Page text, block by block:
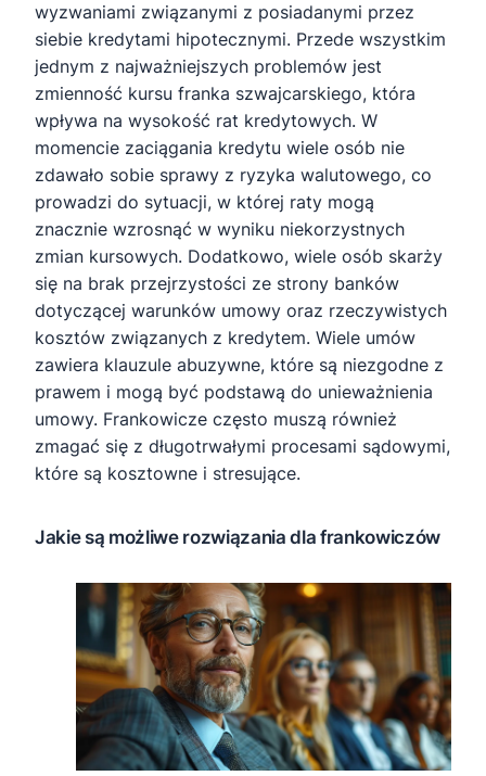
wyzwaniami związanymi z posiadanymi przez
siebie kredytami hipotecznymi. Przede wszystkim
jednym z najważniejszych problemów jest
zmienność kursu franka szwajcarskiego, która
wpływa na wysokość rat kredytowych. W
momencie zaciągania kredytu wiele osób nie
zdawało sobie sprawy z ryzyka walutowego, co
prowadzi do sytuacji, w której raty mogą
znacznie wzrosnąć w wyniku niekorzystnych
zmian kursowych. Dodatkowo, wiele osób skarży
się na brak przejrzystości ze strony banków
dotyczącej warunków umowy oraz rzeczywistych
kosztów związanych z kredytem. Wiele umów
zawiera klauzule abuzywne, które są niezgodne z
prawem i mogą być podstawą do unieważnienia
umowy. Frankowicze często muszą również
zmagać się z długotrwałymi procesami sądowymi,
które są kosztowne i stresujące.
Jakie są możliwe rozwiązania dla frankowiczów